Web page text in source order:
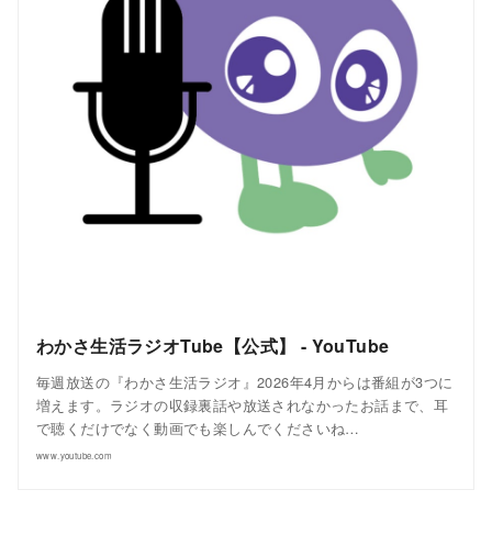
わかさ生活ラジオTube【公式】 - YouTube
毎週放送の『わかさ生活ラジオ』2026年4月からは番組が3つに
増えます。ラジオの収録裏話や放送されなかったお話まで、耳
で聴くだけでなく動画でも楽しんでくださいね…
www.youtube.com